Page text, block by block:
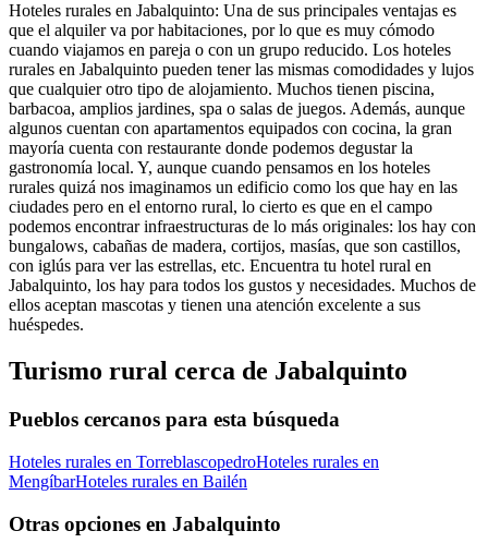
Hoteles rurales en Jabalquinto: Una de sus principales ventajas es
que el alquiler va por habitaciones, por lo que es muy cómodo
cuando viajamos en pareja o con un grupo reducido. Los hoteles
rurales en Jabalquinto pueden tener las mismas comodidades y lujos
que cualquier otro tipo de alojamiento. Muchos tienen piscina,
barbacoa, amplios jardines, spa o salas de juegos. Además, aunque
algunos cuentan con apartamentos equipados con cocina, la gran
mayoría cuenta con restaurante donde podemos degustar la
gastronomía local. Y, aunque cuando pensamos en los hoteles
rurales quizá nos imaginamos un edificio como los que hay en las
ciudades pero en el entorno rural, lo cierto es que en el campo
podemos encontrar infraestructuras de lo más originales: los hay con
bungalows, cabañas de madera, cortijos, masías, que son castillos,
con iglús para ver las estrellas, etc. Encuentra tu hotel rural en
Jabalquinto, los hay para todos los gustos y necesidades. Muchos de
ellos aceptan mascotas y tienen una atención excelente a sus
huéspedes.
Turismo rural cerca de Jabalquinto
Pueblos cercanos para esta búsqueda
Hoteles rurales en TorreblascopedroHoteles rurales en
MengíbarHoteles rurales en Bailén
Otras opciones en Jabalquinto